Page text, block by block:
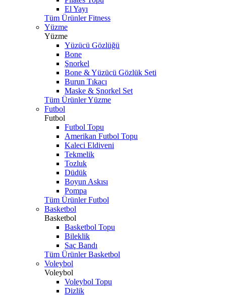
El Yayı
Tüm Ürünler Fitness
Yüzme
Yüzme
Yüzücü Gözlüğü
Bone
Şnorkel
Bone & Yüzücü Gözlük Seti
Burun Tıkacı
Maske & Şnorkel Set
Tüm Ürünler Yüzme
Futbol
Futbol
Futbol Topu
Amerikan Futbol Topu
Kaleci Eldiveni
Tekmelik
Tozluk
Düdük
Boyun Askısı
Pompa
Tüm Ürünler Futbol
Basketbol
Basketbol
Basketbol Topu
Bileklik
Saç Bandı
Tüm Ürünler Basketbol
Voleybol
Voleybol
Voleybol Topu
Dizlik